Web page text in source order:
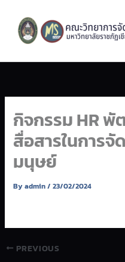
content
กิจกรรม HR พั
สื่อสารในการ
มนุษย์
Byadmin/23/02/2024
PREVIOUS